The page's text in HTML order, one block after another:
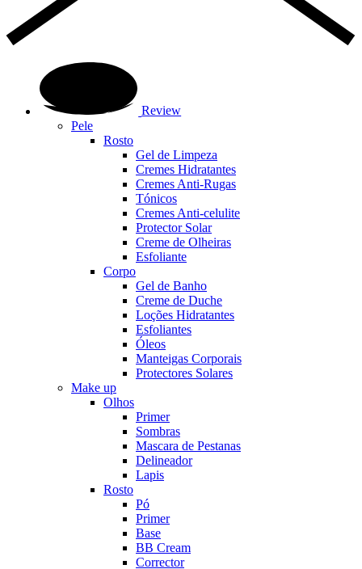
Review
Pele
Rosto
Gel de Limpeza
Cremes Hidratantes
Cremes Anti-Rugas
Tónicos
Cremes Anti-celulite
Protector Solar
Creme de Olheiras
Esfoliante
Corpo
Gel de Banho
Creme de Duche
Loções Hidratantes
Esfoliantes
Óleos
Manteigas Corporais
Protectores Solares
Make up
Olhos
Primer
Sombras
Mascara de Pestanas
Delineador
Lapis
Rosto
Pó
Primer
Base
BB Cream
Corrector